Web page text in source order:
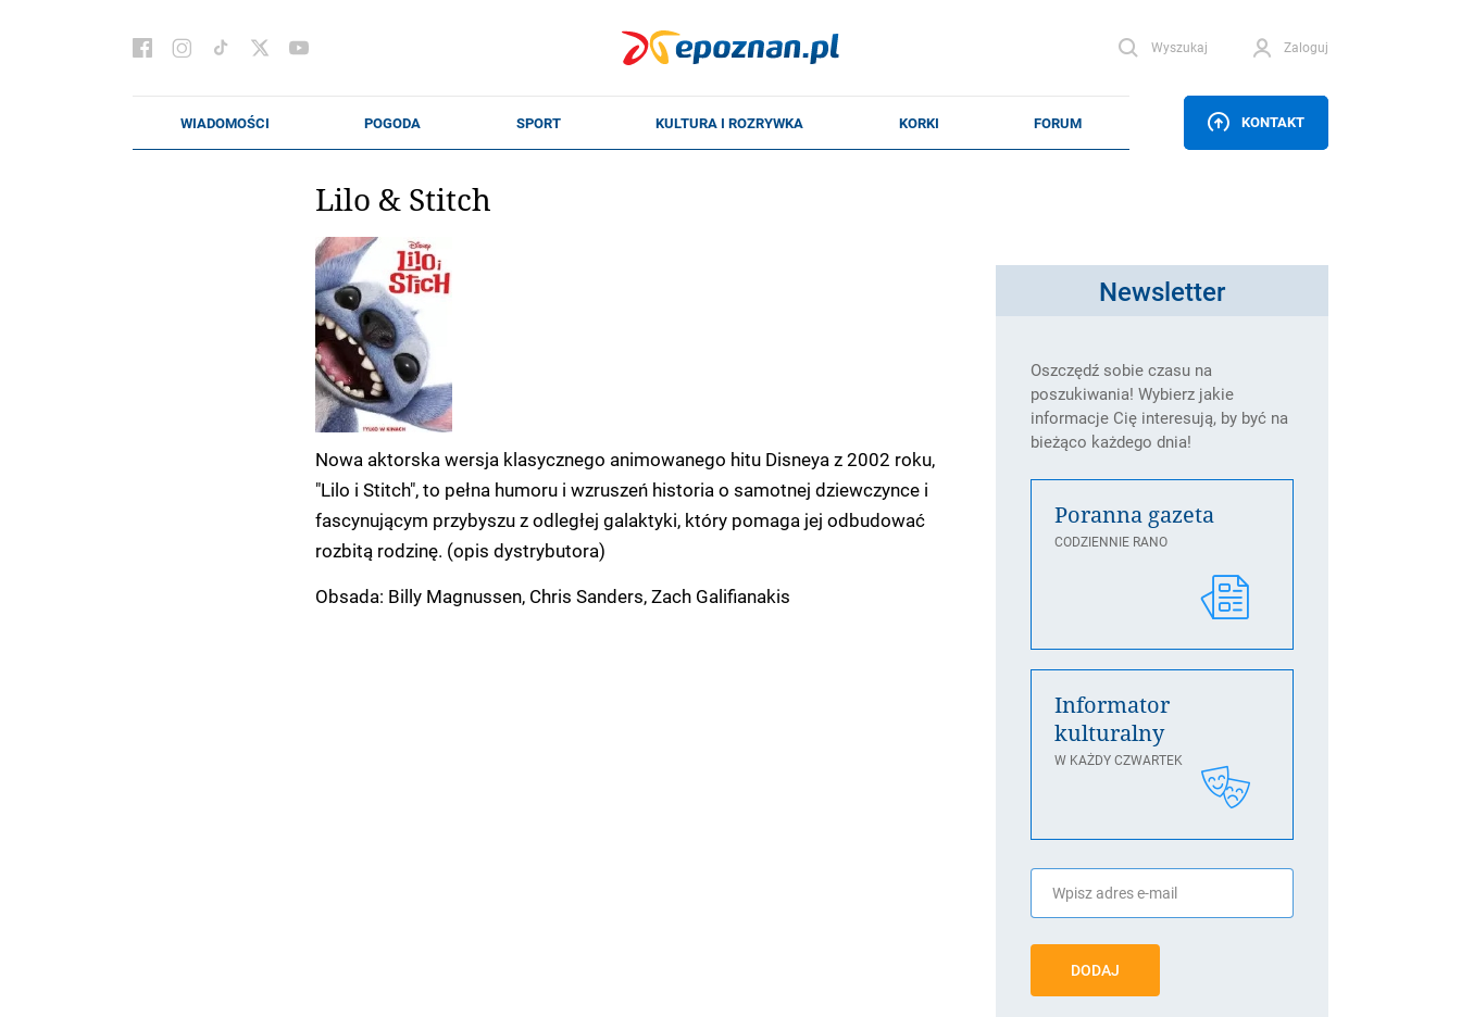
Wyszukaj Zaloguj
KONTAKT
Lilo & Stitch
Nowa aktorska wersja klasycznego animowanego hitu Disneya z 2002 roku,
"Lilo i Stitch", to pełna humoru i wzruszeń historia o samotnej dziewczynce i
fascynującym przybyszu z odległej galaktyki, który pomaga jej odbudować
rozbitą rodzinę. (opis dystrybutora)
Obsada: Billy Magnussen, Chris Sanders, Zach Galifianakis
Newsletter
Oszczędź sobie czasu na
poszukiwania! Wybierz jakie
informacje Cię interesują, by być na
bieżąco każdego dnia!
Poranna gazeta
CODZIENNIE RANO
Informator
kulturalny
W KAŻDY CZWARTEK
DODAJ